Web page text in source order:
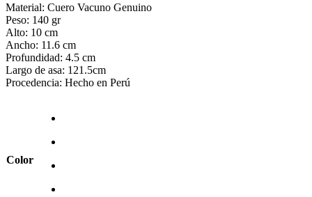
Material: Cuero Vacuno Genuino
Peso: 140 gr
Alto: 10 cm
Ancho: 11.6 cm
Profundidad: 4.5 cm
Largo de asa: 121.5cm
Procedencia: Hecho en Perú
Color